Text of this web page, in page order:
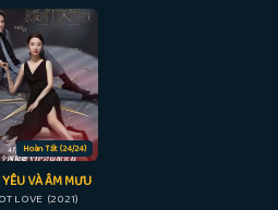
Hoàn Tất (24/24)
VÀ ÂM MƯU
LOVE (2021)